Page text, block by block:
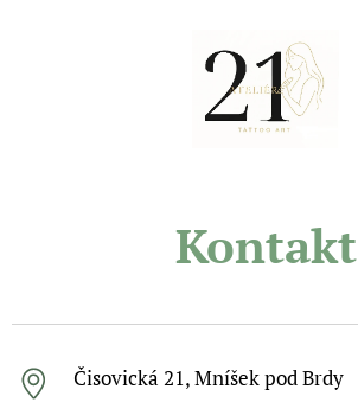
Kontakt
Čisovická 21, Mníšek pod Brdy